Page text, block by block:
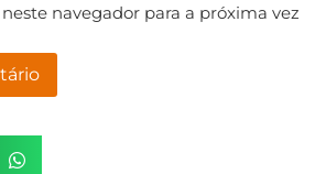
navegador para a próxima vez